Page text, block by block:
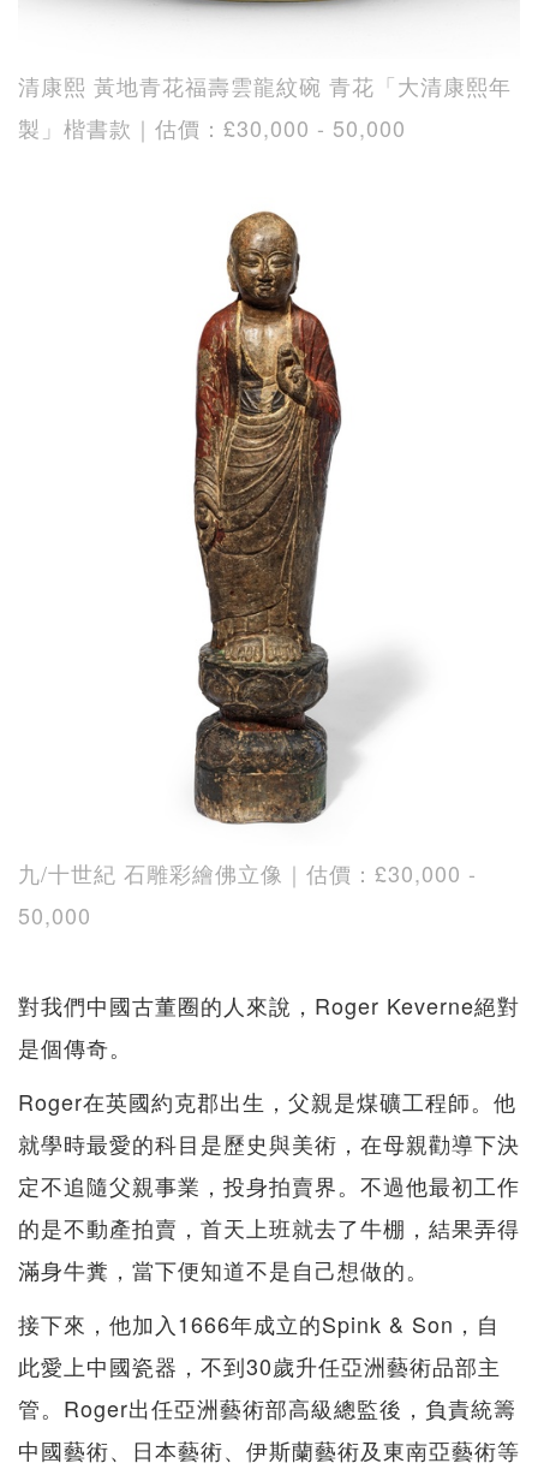
清康熙 黃地青花福壽雲龍紋碗 青花「大清康熙年
製」楷書款｜估價：£30,000 - 50,000
九/十世紀 石雕彩繪佛立像｜估價：£30,000 -
50,000
對我們中國古董圈的人來說，Roger Keverne絕對
是個傳奇。
Roger在英國約克郡出生，父親是煤礦工程師。他
就學時最愛的科目是歷史與美術，在母親勸導下決
定不追隨父親事業，投身拍賣界。不過他最初工作
的是不動產拍賣，首天上班就去了牛棚，結果弄得
滿身牛糞，當下便知道不是自己想做的。
接下來，他加入1666年成立的Spink & Son，自
此愛上中國瓷器，不到30歲升任亞洲藝術品部主
管。Roger出任亞洲藝術部高級總監後，負責統籌
中國藝術、日本藝術、伊斯蘭藝術及東南亞藝術等